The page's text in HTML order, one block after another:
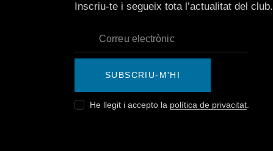
Inscriu-te i segueix tota l’actualitat del club.
SUBSCRIU-M'HI
He llegit i accepto la política de privacitat.